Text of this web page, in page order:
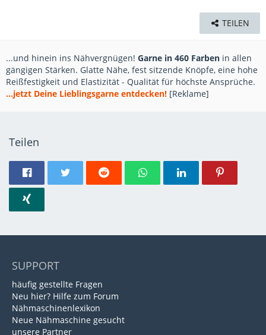
TEILEN
...und hinein ins Nähvergnügen! Garne in 460 Farben in allen
gängigen Stärken. Glatte Nähe, fest sitzende Knöpfe, eine hohe
Reißfestigkeit und Elastizität - Qualität für höchste Ansprüche.
...jetzt Deine Lieblingsgarne entdecken! [Reklame]
Teilen
SUPPORT
häufig gestellte Fragen
Neu hier? Hilfe zum Forum
Nähmaschinenlexikon
Neue Nähmaschine gesucht
unsere Partner